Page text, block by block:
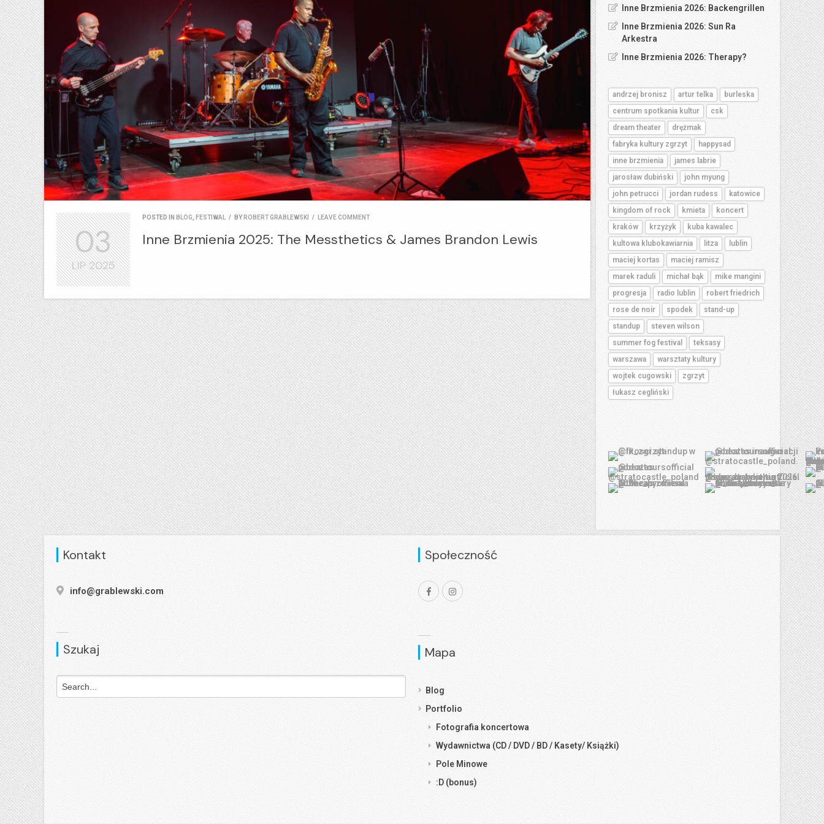
POSTED IN BLOG FESTIWAL / BY ROBERT GRABLEWSKI / LEAVE COMMENT
Inne Brzmienia 2025: The Messthetics & James Brandon Lewis
03
LIP2025
Inne Brzmienia 2026: Backengrillen
Inne Brzmienia 2026: Sun Ra
Arkestra
Inne Brzmienia 2026: Therapy?
andrzej bronisz artur telka
burleska
centrum spotkania kultur
csk
dream theater
drężmak
fabryka kultury zgrzyt
happysad
inne brzmienia
james labrie
jarosław dubiński
john myung
john petrucci
jordan rudess
katowice
kingdom of rock
kmieta
koncert
kraków
krzyżyk
kuba kawalec
kultowa klubokawiarnia
litza
lublin
maciej kortas
maciej ramisz
marek raduli
michał bąk
mike mangini
progresja
radio lublin
robert friedrich
rose de noir
spodek
stand-up
standup
steven wilson
summer fog festival
teksasy
warszawa
warsztaty kultury
wojtek cugowski
zgrzyt
łukasz cegliński
Kontakt
info@grablewski.com
Szukaj
Społeczność
Mapa
Blog
Portfolio
Fotografia koncertowa
Wydawnictwa (CD / DVD / BD / Kasety/ Książki)
Pole Minowe
:D (bonus)